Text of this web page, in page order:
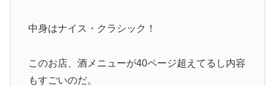
中身はナイス・クラシック！
このお店、酒メニューが40ページ超えてるし内容
もすごいのだ。